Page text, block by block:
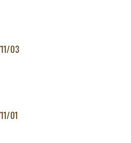
03
01